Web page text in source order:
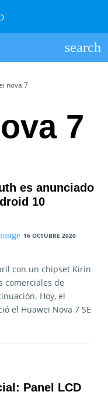
nova 7
7
es anunciado
10
16 OCTUBRE 2020
con un chipset Kirin
comerciales de
Hoy, el
el Huawei Nova 7 SE
Panel LCD